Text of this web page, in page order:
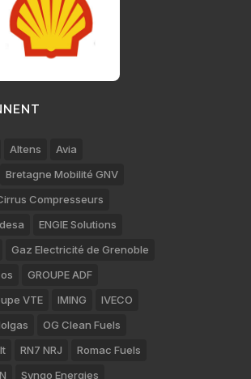
Altens
Avia
Bretagne Mobilité GNV
Compresseurs
ENGIE Solutions
Gaz Electricité de Grenoble
GROUPE ADF
VTE IMING
IVECO
OG Clean Fuels
RN7 NRJ
Romac Fuels
Synqo Energies